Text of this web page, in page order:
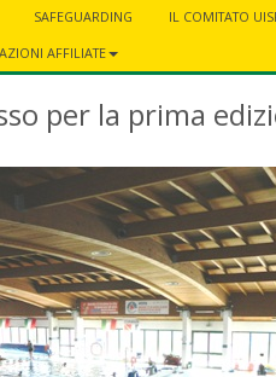
SAFEGUARDING IL COMITATO
AFFILIATE
per la prima